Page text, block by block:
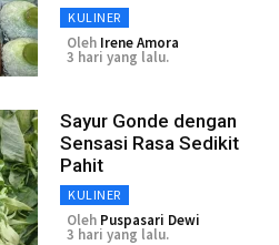
KULINER
Oleh Irene Amora
3 hari yang lalu.
Sayur Gonde dengan
Sensasi Rasa Sedikit
Pahit
KULINER
Oleh Puspasari Dewi
3 hari yang lalu.